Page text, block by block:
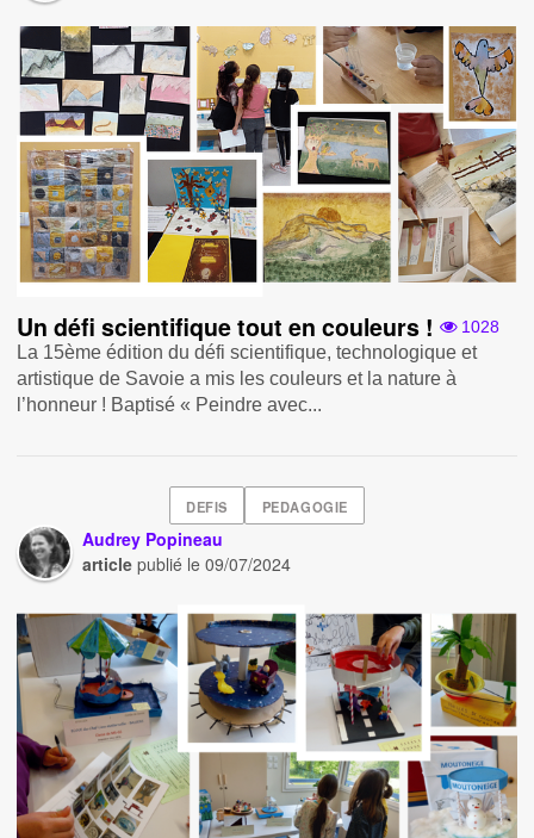
1028
Un défi scientifique tout en couleurs !
La 15ème édition du défi scientifique, technologique et
artistique de Savoie a mis les couleurs et la nature à
l’honneur ! Baptisé « Peindre avec...
DEFIS PEDAGOGIE
Audrey Popineau
article publié le09/07/2024